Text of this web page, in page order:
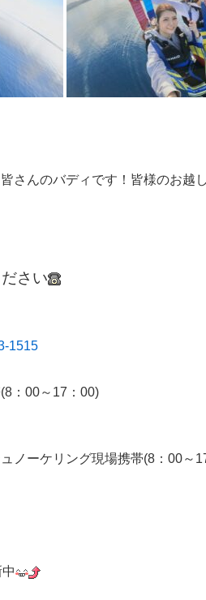
さんのバディです！皆様のお越
さい
1515
：00～17：00)
ノーケリング現場携帯(8：00～